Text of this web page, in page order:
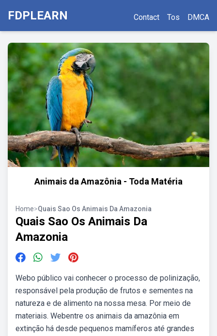
FDPLEARN Contact Tos DMCA
Animais da Amazônia - Toda Matéria
Home>Quais Sao Os Animais Da Amazonia
Quais Sao Os Animais Da
Amazonia
Webo público vai conhecer o processo de polinização,
responsável pela produção de frutos e sementes na
natureza e de alimento na nossa mesa. Por meio de
materiais. Webentre os animais da amazônia em
extinção há desde pequenos mamíferos até grandes